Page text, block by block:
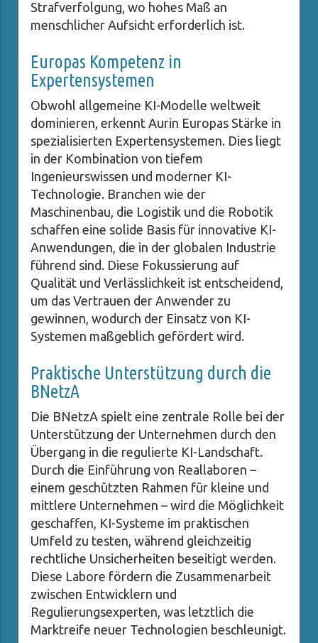
Strafverfolgung, wo hohes Maß an
menschlicher Aufsicht erforderlich ist.
Europas Kompetenz in
Expertensystemen
Obwohl allgemeine KI-Modelle weltweit
dominieren, erkennt Aurin Europas Stärke in
spezialisierten Expertensystemen. Dies liegt
in der Kombination von tiefem
Ingenieurswissen und moderner KI-
Technologie. Branchen wie der
Maschinenbau, die Logistik und die Robotik
schaffen eine solide Basis für innovative KI-
Anwendungen, die in der globalen Industrie
führend sind. Diese Fokussierung auf
Qualität und Verlässlichkeit ist entscheidend,
um das Vertrauen der Anwender zu
gewinnen, wodurch der Einsatz von KI-
Systemen maßgeblich gefördert wird.
Praktische Unterstützung durch die
BNetzA
Die BNetzA spielt eine zentrale Rolle bei der
Unterstützung der Unternehmen durch den
Übergang in die regulierte KI-Landschaft.
Durch die Einführung von Reallaboren –
einem geschützten Rahmen für kleine und
mittlere Unternehmen – wird die Möglichkeit
geschaffen, KI-Systeme im praktischen
Umfeld zu testen, während gleichzeitig
rechtliche Unsicherheiten beseitigt werden.
Diese Labore fördern die Zusammenarbeit
zwischen Entwicklern und
Regulierungsexperten, was letztlich die
Marktreife neuer Technologien beschleunigt.